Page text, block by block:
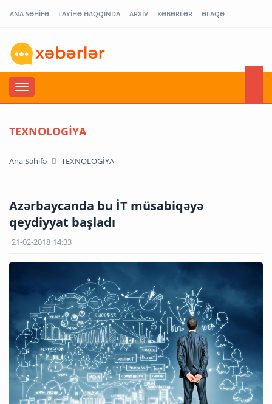
ANA SƏHİFƏ LAYİHƏ HAQQINDA ARXİV XƏBƏRLƏR ƏLAQƏ
TEXNOLOGİYA
Ana Səhifə TEXNOLOGİYA
Azərbaycanda bu İT müsabiqəyə
qeydiyyat başladı
21-02-2018 14:33